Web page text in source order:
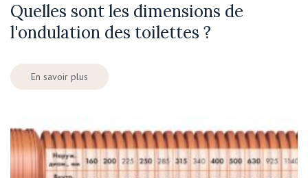
Quelles sont les dimensions de
l'ondulation des toilettes ?
En savoir plus